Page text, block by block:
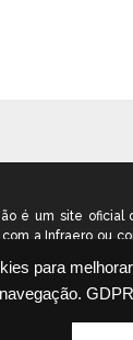
para
navegação. GDPR
é um site oficial
a Infraero ou
de
aeroportos.org